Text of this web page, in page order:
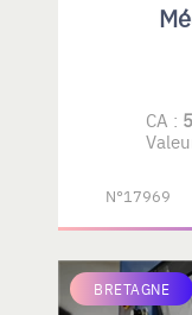
CA :
N°17969
BRETAGNE